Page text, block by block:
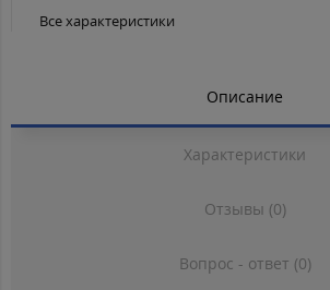
Все характеристики
Описание
Характеристики
Отзывы (0)
Вопрос - ответ (0)